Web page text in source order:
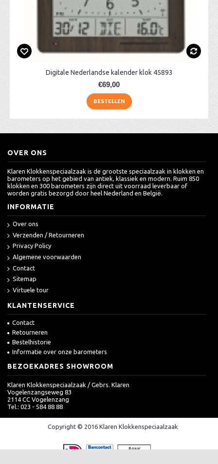
Digitale Nederlandse kalender klok 45893
€69,00
BESTELLEN
OVER ONS
Klaren Klokkenspeciaalzaak is de grootste speciaalzaak in klokken en
barometers op het gebied van antiek, klassiek en modern. Ruim 850
klokken en 300 barometers zijn direct uit voorraad leverbaar of
worden gratis bezorgd door heel Nederland en België.
INFORMATIE
Over ons
Verzenden / Retourneren
Privacy Policy
Algemene voorwaarden
Contact
Sitemap
Virtuele tour
KLANTENSERVICE
Contact
Retourneren
Bestelhistorie
Informatie over onze barometers
BEZOEKADRES SHOWROOM
Klaren Klokkenspeciaalzaak / Gebrs. Klaren
Vogelenzangseweg 83
2114 CC Vogelenzang
Tel.: 023 - 584 88 88
Copyright © 2016 Klaren Klokkenspeciaalzaak